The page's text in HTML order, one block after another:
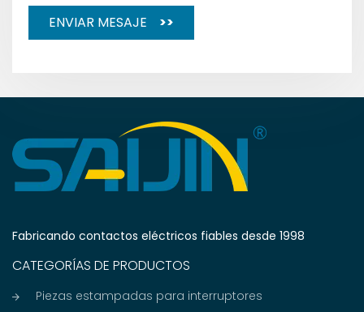
ENVIAR MESAJE >>
Fabricando contactos eléctricos fiables desde 1998
CATEGORÍAS DE PRODUCTOS
Piezas estampadas para interruptores